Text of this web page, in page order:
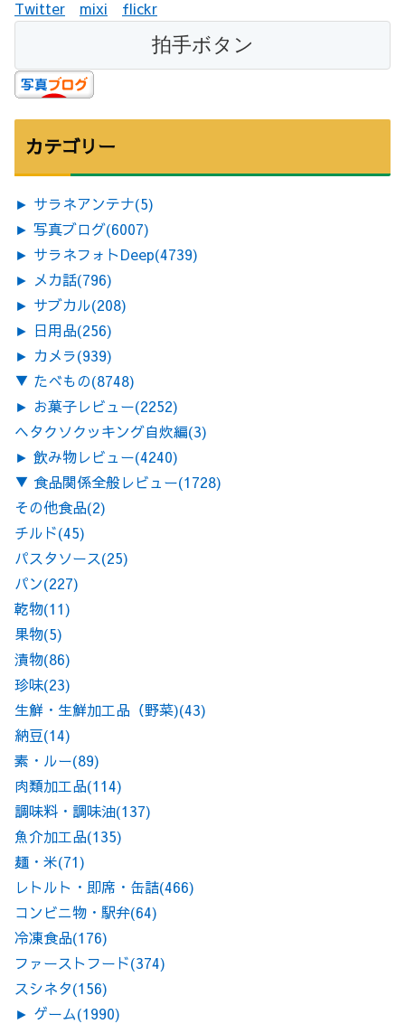
Twitter mixi flickr
カテゴリー
► サラネアンテナ(5)
► 写真ブログ(6007)
► サラネフォトDeep(4739)
► メカ話(796)
► サブカル(208)
► 日用品(256)
► カメラ(939)
▼ たべもの(8748)
► お菓子レビュー(2252)
ヘタクソクッキング自炊編(3)
► 飲み物レビュー(4240)
▼ 食品関係全般レビュー(1728)
その他食品(2)
チルド(45)
パスタソース(25)
パン(227)
乾物(11)
果物(5)
漬物(86)
珍味(23)
生鮮・生鮮加工品（野菜)(43)
納豆(14)
素・ルー(89)
肉類加工品(114)
調味料・調味油(137)
魚介加工品(135)
麺・米(71)
レトルト・即席・缶詰(466)
コンビニ物・駅弁(64)
冷凍食品(176)
ファーストフード(374)
スシネタ(156)
► ゲーム(1990)